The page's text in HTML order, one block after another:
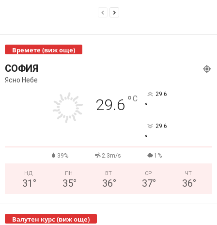
Времете (виж още)
СОФИЯ
Ясно Небе
29.6 °C 29.6
°
29.6
°
39% 2.3m/s 1%
НД
31 °
ПН
35°
ВТ
36°
СР
37°
ЧТ
36°
Валутен курс (виж още)